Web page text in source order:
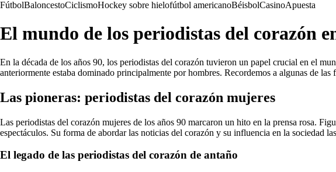
FútbolBaloncestoCiclismoHockey sobre hielofútbol americanoBéisbolCasinoApuesta
El mundo de los periodistas del corazón
En la década de los años 90, los periodistas del corazón tuvieron un papel crucial en el
anteriormente estaba dominado principalmente por hombres. Recordemos a algunas de las
Las pioneras: periodistas del corazón mujeres
Las periodistas del corazón mujeres de los años 90 marcaron un hito en la prensa rosa.
espectáculos. Su forma de abordar las noticias del corazón y su influencia en la sociedad
El legado de las periodistas del corazón de antaño